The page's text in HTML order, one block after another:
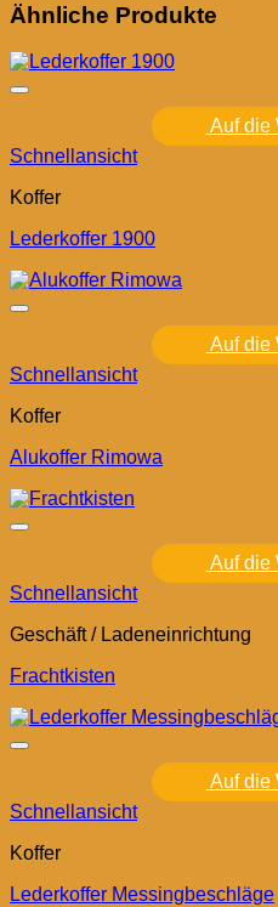
Ähnliche Produkte
Auf die
Schnellansicht
Koffer
Lederkoffer 1900
Auf die
Schnellansicht
Koffer
Alukoffer Rimowa
Auf die
Schnellansicht
Geschäft / Ladeneinrichtung
Frachtkisten
Auf die
Schnellansicht
Koffer
Lederkoffer Messingbeschläge